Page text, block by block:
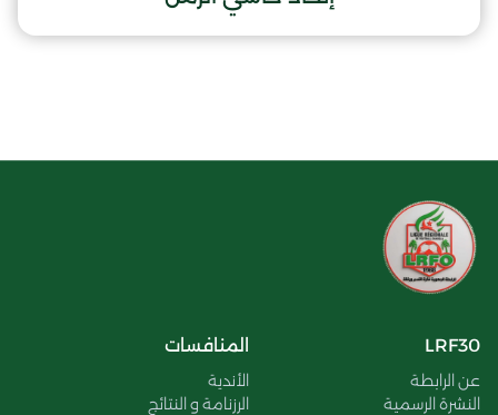
LRF30
عن الرابطة
النشرة الرسمية
المنافسات
الأندية
الرزنامة و النتائج